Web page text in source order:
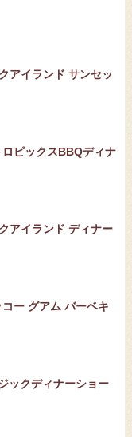
アイランド サンセッ
ピックスBBQディナ
アイランド ディナー
ー グアム バーベキ
ックディナーショー